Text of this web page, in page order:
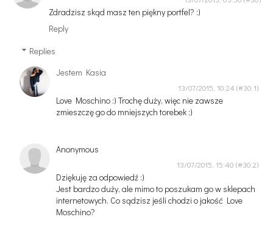
Zdradzisz skąd masz ten piękny portfel? :)
Reply
Replies
Jestem Kasia
13/07/2015, 10:24
Love Moschino :) Trochę duży, więc nie zawsze
zmieszczę go do mniejszych torebek ;)
Anonymous
13/07/2015, 15:40
Dziękuję za odpowiedź :)
Jest bardzo duży, ale mimo to poszukam go w sklepach
internetowych. Co sądzisz jeśli chodzi o jakość Love
Moschino?